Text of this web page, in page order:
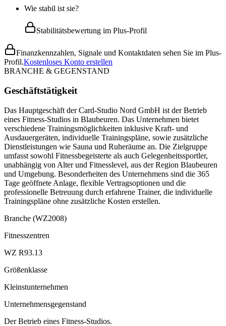
Wie stabil ist sie?
Stabilitätsbewertung im Plus-Profil
Finanzkennzahlen, Signale und Kontaktdaten sehen Sie im Plus-
Profil.Kostenloses Konto erstellen
BRANCHE & GEGENSTAND
Geschäftstätigkeit
Das Hauptgeschäft der Card-Studio Nord GmbH ist der Betrieb
eines Fitness-Studios in Blaubeuren. Das Unternehmen bietet
verschiedene Trainingsmöglichkeiten inklusive Kraft- und
Ausdauergeräten, individuelle Trainingspläne, sowie zusätzliche
Dienstleistungen wie Sauna und Ruheräume an. Die Zielgruppe
umfasst sowohl Fitnessbegeisterte als auch Gelegenheitssportler,
unabhängig von Alter und Fitnesslevel, aus der Region Blaubeuren
und Umgebung. Besonderheiten des Unternehmens sind die 365
Tage geöffnete Anlage, flexible Vertragsoptionen und die
professionelle Betreuung durch erfahrene Trainer, die individuelle
Trainingspläne ohne zusätzliche Kosten erstellen.
Branche (WZ2008)
Fitnesszentren
WZ R93.13
Größenklasse
Kleinstunternehmen
Unternehmensgegenstand
Der Betrieb eines Fitness-Studios.